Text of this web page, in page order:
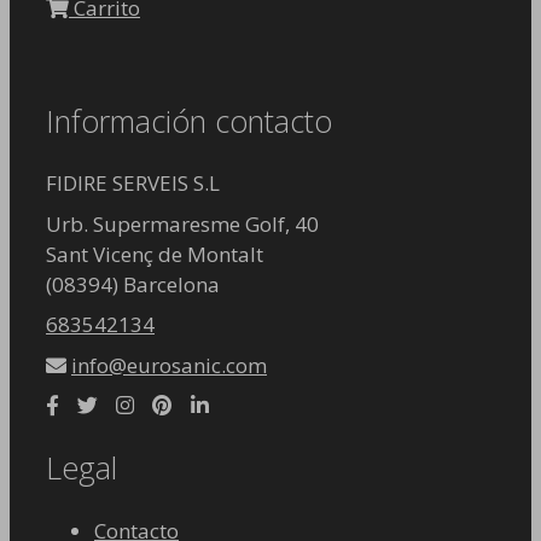
Carrito
Información contacto
FIDIRE SERVEIS S.L
Urb. Supermaresme Golf, 40
Sant Vicenç de Montalt
(08394) Barcelona
683542134
info@eurosanic.com
Legal
Contacto